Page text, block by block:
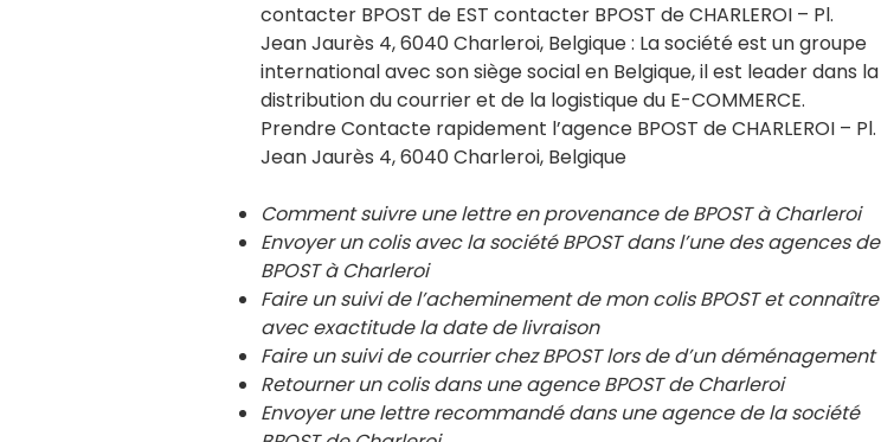
contacter BPOST de EST contacter BPOST de CHARLEROI – Pl.
Jean Jaurès 4, 6040 Charleroi, Belgique : La société est un groupe
international avec son siège social en Belgique, il est leader dans la
distribution du courrier et de la logistique du E-COMMERCE.
Prendre Contacte rapidement l’agence BPOST de CHARLEROI – Pl.
Jean Jaurès 4, 6040 Charleroi, Belgique
Comment suivre une lettre en provenance de BPOST à Charleroi
Envoyer un colis avec la société BPOST dans l’une des agences de
BPOST à Charleroi
Faire un suivi de l’acheminement de mon colis BPOST et connaître
avec exactitude la date de livraison
Faire un suivi de courrier chez BPOST lors de d’un déménagement
Retourner un colis dans une agence BPOST de Charleroi
Envoyer une lettre recommandé dans une agence de la société